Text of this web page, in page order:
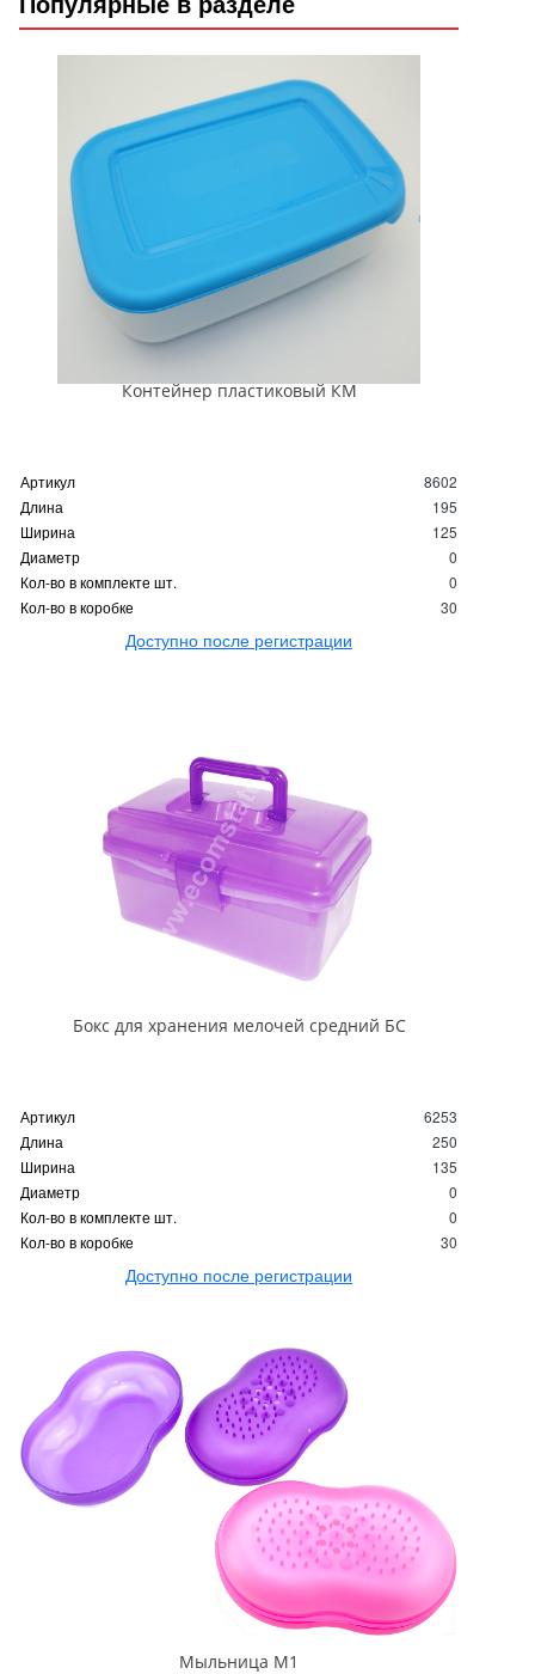
Контейнер пластиковый КМ
Артикул
8602
Длина
195
Ширина
125
Диаметр
0
Кол-во в комплекте шт.
0
Кол-во в коробке
30
Доступно после регистрации
Бокс для хранения мелочей средний БС
Артикул
6253
Длина
250
Ширина
135
Диаметр
0
Кол-во в комплекте шт.
0
Кол-во в коробке
30
Доступно после регистрации
Мыльница М1